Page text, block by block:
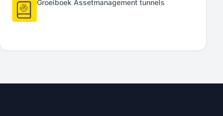
Groeiboek Assetmanagement tunnels